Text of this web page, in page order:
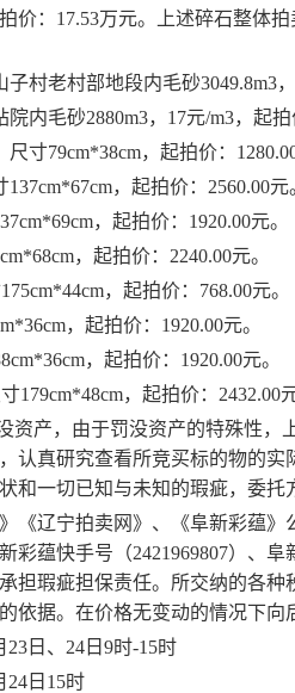
价：17.53万元。上述碎石整体
子村老村部地段内毛砂3049.8m3
院内毛砂2880m3，17元/m3，起
尺寸79cm*38cm，起拍价：
137cm*67cm，起拍价：2560.00元
，起拍价：1920.00元。
，起拍价：2240.00元。
175cm*44cm，起拍价：768.00元。
，起拍价：1920.00元。
，起拍价：1920.00元。
179cm*48cm，起拍价：2432.00
资产，由于罚没资产的特殊性，
认真研究查看所竞买标的物的
和一切已知与未知的瑕疵， 委托
《辽宁拍卖网》、《阜新彩蕴
彩蕴快手号（2421969807）、
担瑕疵担保责任。所交纳的各
依据。在价格无变动的情况下向
23日、24日9时-15时
24日15时